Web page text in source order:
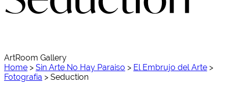
ArtRoom Gallery
Home > Sin Arte No Hay Paraiso > El Embrujo del Arte >
Fotografía > Seduction